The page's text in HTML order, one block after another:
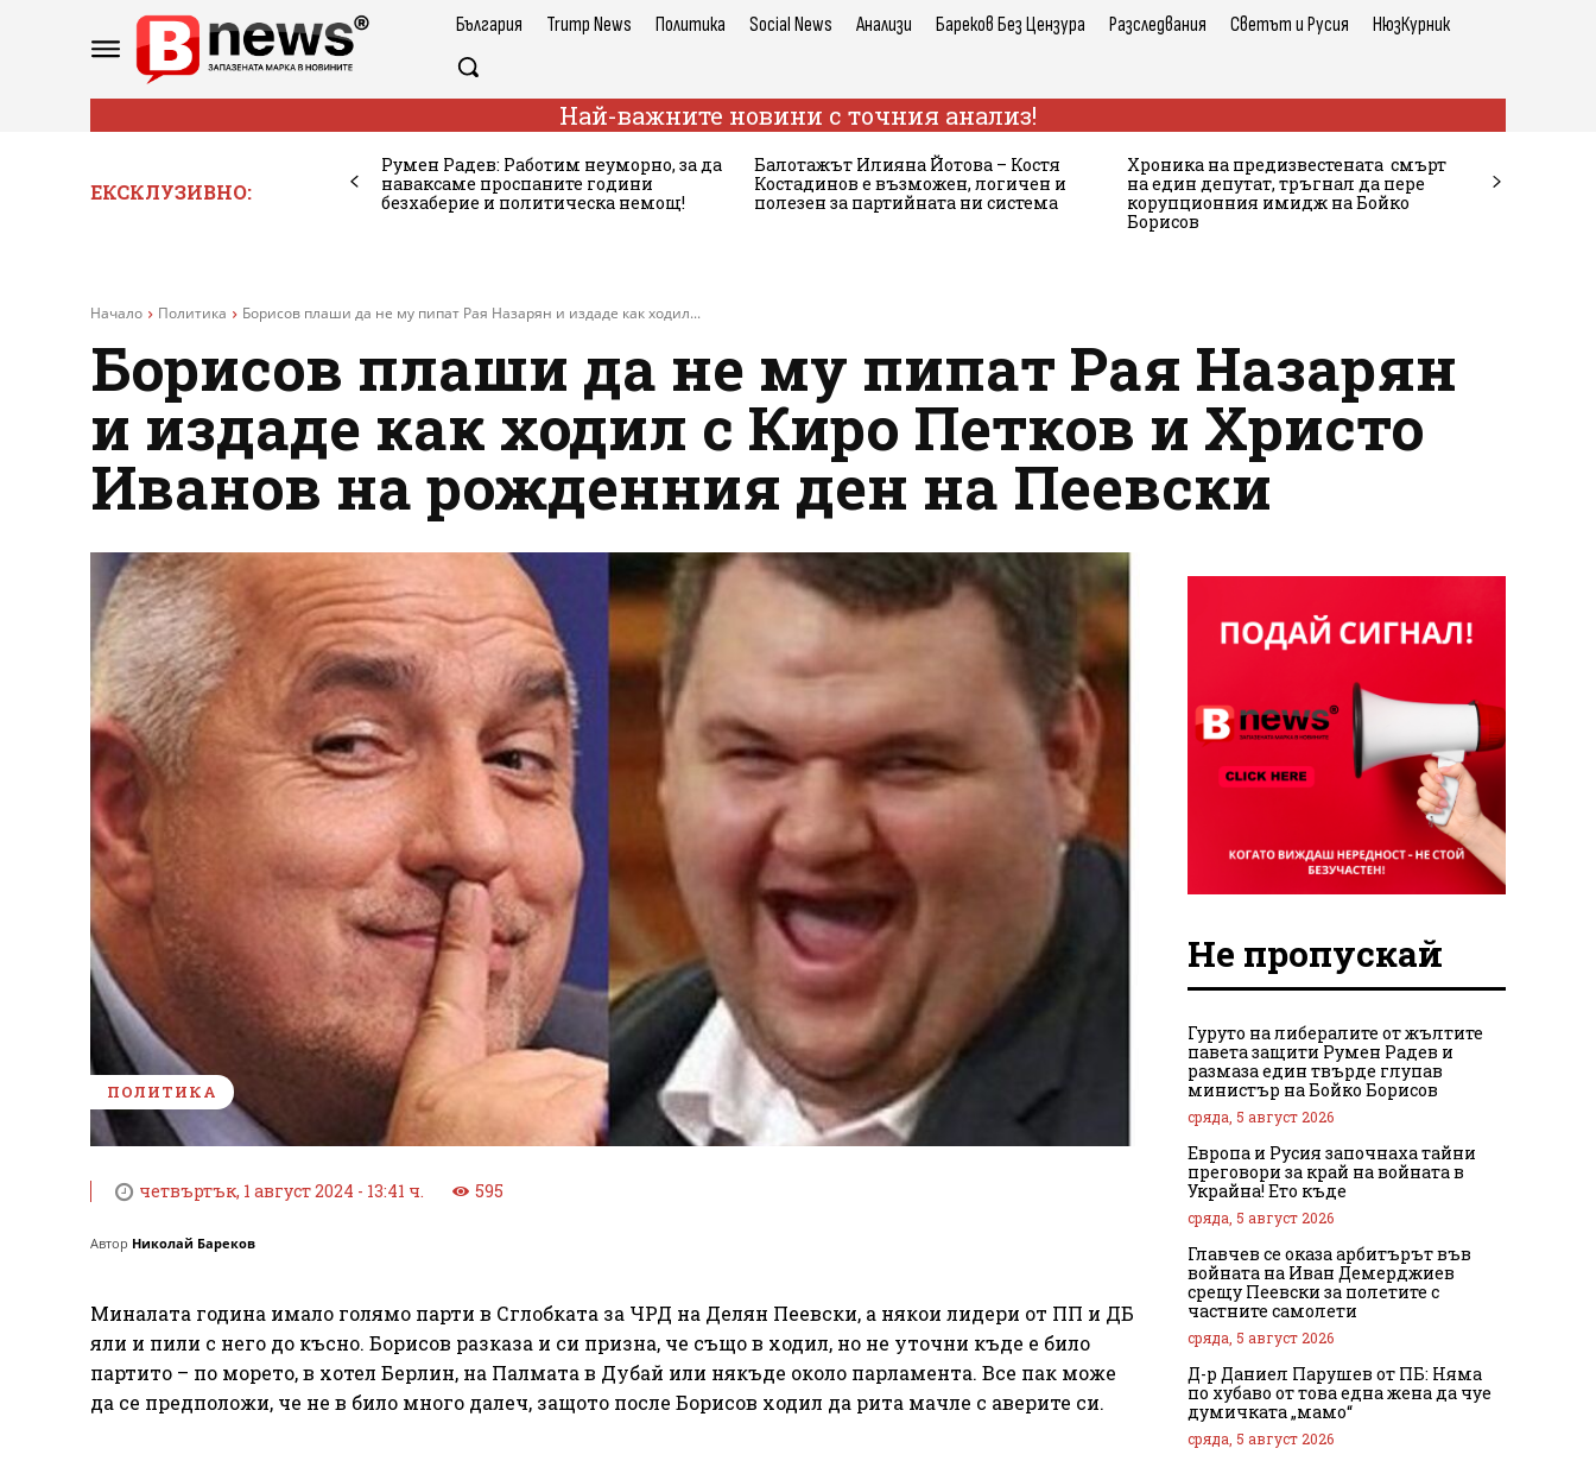
България Trump News Политика Social News Анализи Бареков Без Цензура Разследвания Светът и Русия НюзКурник
Най-важните новини с точния анализ!
ЕКСКЛУЗИВНО:
Румен Радев: Работим неуморно, за да
наваксаме проспаните години
безхаберие и политическа немощ!
Балотажът Илияна Йотова – Костя
Костадинов е възможен, логичен и
полезен за партийната ни система
Хроника на предизвестената смърт
на един депутат, тръгнал да пере
корупционния имидж на Бойко
Борисов
Начало Политика Борисов плаши да не му пипат Рая Назарян и издаде как ходил...
Борисов плаши да не му пипат Рая Назарян
и издаде как ходил с Киро Петков и Христо
Иванов на рожденния ден на Пеевски
ПОЛИТИКА
четвъртък, 1 август 2024 - 13:41 ч. 595
Автор Николай Бареков
Миналата година имало голямо парти в Сглобката за ЧРД на Делян Пеевски, а някои лидери от ПП и ДБ
яли и пили с него до късно. Борисов разказа и си призна, че също в ходил, но не уточни къде е било
партито – по морето, в хотел Берлин, на Палмата в Дубай или някъде около парламента. Все пак може
да се предположи, че не в било много далеч, защото после Борисов ходил да рита мачле с аверите си.
Не пропускай
Гуруто на либералите от жълтите
павета защити Румен Радев и
размаза един твърде глупав
министър на Бойко Борисов
сряда, 5 август 2026
Европа и Русия започнаха тайни
преговори за край на войната в
Украйна! Ето къде
сряда, 5 август 2026
Главчев се оказа арбитърът във
войната на Иван Демерджиев
срещу Пеевски за полетите с
частните самолети
сряда, 5 август 2026
Д-р Даниел Парушев от ПБ: Няма
по хубаво от това една жена да чуе
думичката „мамо“
сряда, 5 август 2026